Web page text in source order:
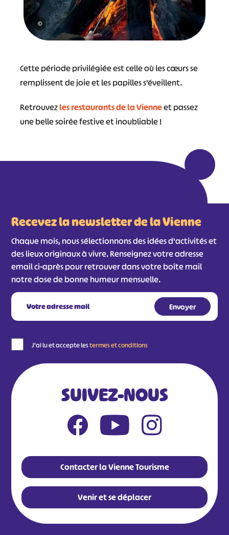
©
Cette période privilégiée est celle où les cœurs se
remplissent de joie et les papilles s’éveillent.
Retrouvezles restaurants de la Vienneet passez
une belle soirée festive et inoubliable !
Recevez la newsletter de la Vienne
Chaque mois, nous sélectionnons des idées d'activités et
des lieux originaux à vivre. Renseignez votre adresse
email ci-après pour retrouver dans votre boîte mail
notre dose de bonne humeur mensuelle.
J'ai lu et accepte lestermes et conditions
SUIVEZ-NOUS
Contacter la Vienne Tourisme
Venir et se déplacer